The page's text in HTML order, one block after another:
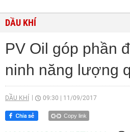
DẦU KHÍ
PV Oil góp phần
ninh năng lượng
DẦU KHÍ 09:30 11/09/2017
Copy link